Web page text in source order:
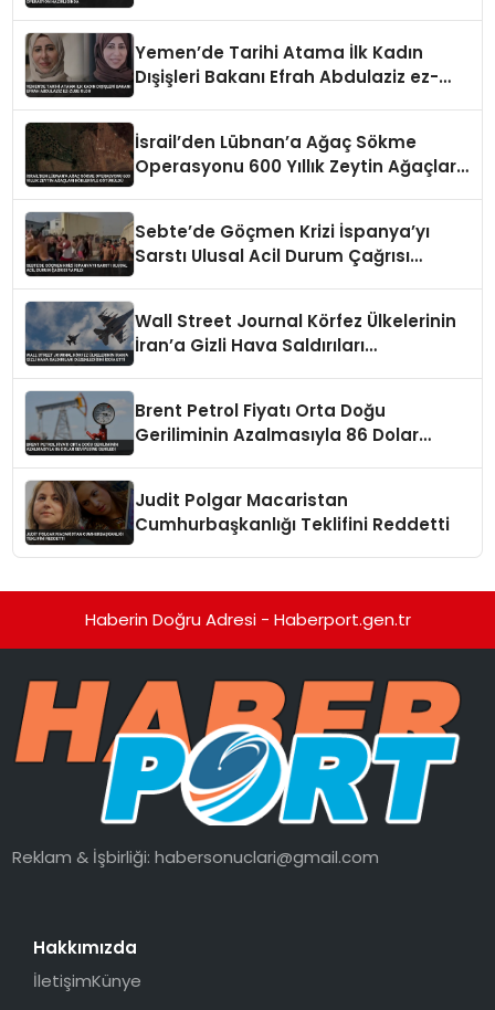
Yemen’de Tarihi Atama İlk Kadın
Dışişleri Bakanı Efrah Abdulaziz ez-
İsrail’den Lübnan’a Ağaç Sökme
Operasyonu 600 Yıllık Zeytin Ağaçları
Sebte’de Göçmen Krizi İspanya’yı
Sarstı Ulusal Acil Durum Çağrısı
Wall Street Journal Körfez Ülkelerinin
İran’a Gizli Hava Saldırıları
Brent Petrol Fiyatı Orta Doğu
Geriliminin Azalmasıyla 86 Dolar
Judit Polgar Macaristan
Cumhurbaşkanlığı Teklifini Reddetti
Haberin Doğru Adresi - Haberport.gen.tr
Reklam & İşbirliği:habersonuclari@gmail.com
Hakkımızda
İletişimKünye